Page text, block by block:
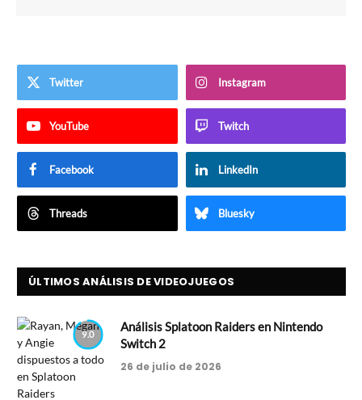
Twitter Instagram
YouTube Twitch
Facebook LinkedIn
Threads Bluesky
ÚLTIMOS ANÁLISIS DE VIDEOJUEGOS
9.0
Análisis Splatoon Raiders en Nintendo
Switch 2
26 de julio de 2026